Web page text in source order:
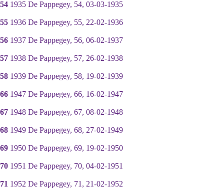
54 1935 De Pappegey, 54, 03-03-1935
55 1936 De Pappegey, 55, 22-02-1936
56 1937 De Pappegey, 56, 06-02-1937
57 1938 De Pappegey, 57, 26-02-1938
58 1939 De Pappegey, 58, 19-02-1939
66 1947 De Pappegey, 66, 16-02-1947
67 1948 De Pappegey, 67, 08-02-1948
68 1949 De Pappegey, 68, 27-02-1949
69 1950 De Pappegey, 69, 19-02-1950
70 1951 De Pappegey, 70, 04-02-1951
71 1952 De Pappegey, 71, 21-02-1952